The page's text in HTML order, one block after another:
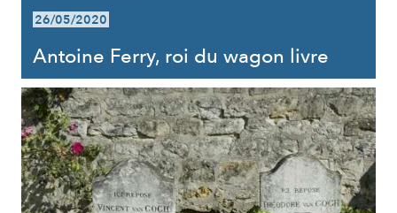
26/05/2020
Antoine Ferry, roi du wagon livre